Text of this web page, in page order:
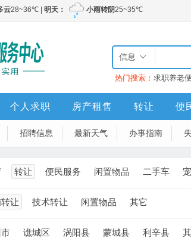
信息
热门搜索： 求职养老
个人求职 房产租售 转让 便
招聘信息 最新天气 办事指南
转让 便民服务 闲置物品 二手车
让 技术转让 闲置物品 其它
谯城区 涡阳县 蒙城县 利辛县